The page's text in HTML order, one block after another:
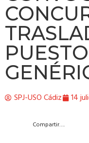
SPJ-USO Cádiz 14
Compartir….